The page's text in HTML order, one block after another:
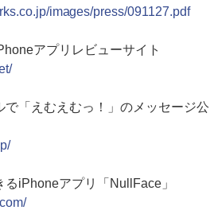
images/press/091127.pdf
アプリレビューサイト
「えむえむっ！」のメッセージ公
iPhoneアプリ「NullFace」